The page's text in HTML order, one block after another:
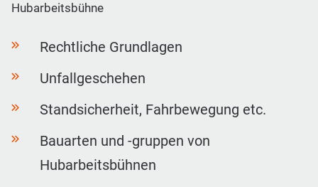
Hubarbeitsbühne
Rechtliche Grundlagen
Unfallgeschehen
Standsicherheit, Fahrbewegung etc.
Bauarten und -gruppen von
Hubarbeitsbühnen